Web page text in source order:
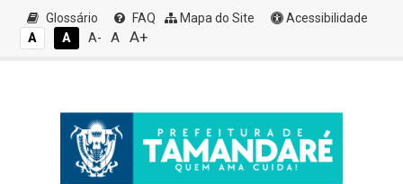
Glossário FAQ Mapa do Site
Acessibilidade
A
A A- A A+